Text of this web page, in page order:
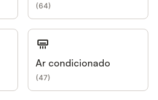
(64)
Ar condicionado
(47)